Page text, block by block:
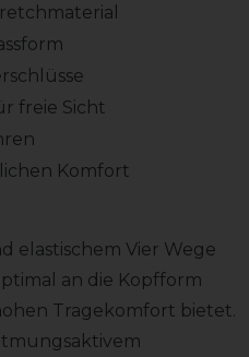
freie Sicht
Komfort
elastischem Vier Wege
an die Kopfform
Tragekomfort bietet.